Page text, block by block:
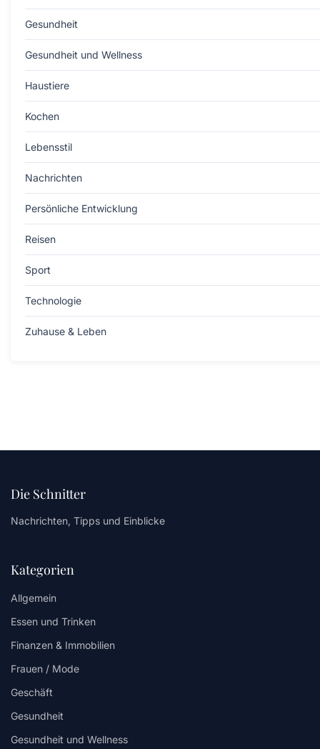
Gesundheit
Gesundheit und Wellness
Haustiere
Kochen
Lebensstil
Nachrichten
Persönliche Entwicklung
Reisen
Sport
Technologie
Zuhause & Leben
Die Schnitter
Nachrichten, Tipps und Einblicke
Kategorien
Allgemein
Essen und Trinken
Finanzen & Immobilien
Frauen / Mode
Geschäft
Gesundheit
Gesundheit und Wellness